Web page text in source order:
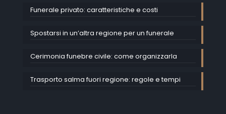
Funerale privato: caratteristiche e costi
Spostarsi in un’altra regione per un funerale
Cerimonia funebre civile: come organizzarla
Trasporto salma fuori regione: regole e tempi